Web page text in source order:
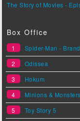
The Story of Movies -
Box Office
1
Spider-Man -
2
Odissea
3
Hokum
4
Minions & Monsters
5
Toy Story 5